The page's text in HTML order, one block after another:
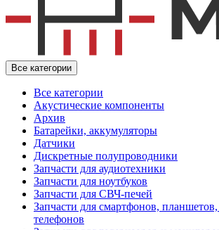
Все категории
Все категории
Акустические компоненты
Архив
Батарейки, аккумуляторы
Датчики
Дискретные полупроводники
Запчасти для аудиотехники
Запчасти для ноутбуков
Запчасти для СВЧ-печей
Запчасти для смартфонов,
телефонов